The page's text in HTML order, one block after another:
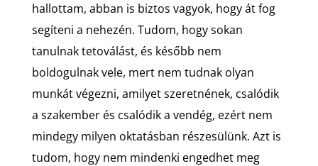
hallottam, abban is biztos vagyok, hogy át fog
segíteni a nehezén. Tudom, hogy sokan
tanulnak tetoválást, és később nem
boldogulnak vele, mert nem tudnak olyan
munkát végezni, amilyet szeretnének, csalódik
a szakember és csalódik a vendég, ezért nem
mindegy milyen oktatásban részesülünk. Azt is
tudom, hogy nem mindenki engedhet meg